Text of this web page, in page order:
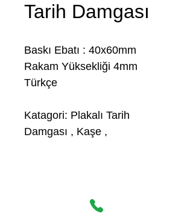
Tarih Damgası
Baskı Ebatı : 40x60mm
Rakam Yüksekliği 4mm
Türkçe
Katagori: Plakalı Tarih
Damgası , Kaşe ,